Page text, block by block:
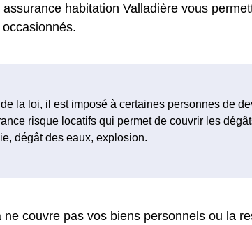
habitation Valladière vous
la loi, il est imposé à certaines personnes de
risque locatifs qui permet de couvrir les
dégât des eaux, explosion.
ne couvre pas vos biens personnels ou la